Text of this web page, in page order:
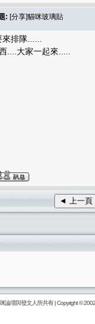
: [分享]貓咪玻璃貼
排隊......
....大家一起來.....
◄ 上一頁
論壇與發文人所共有 | Copyright ©